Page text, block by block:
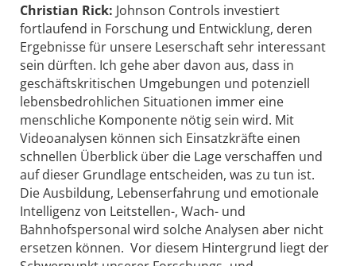
Christian Rick: Johnson Controls investiert
fortlaufend in Forschung und Entwicklung, deren
Ergebnisse für unsere Leserschaft sehr interessant
sein dürften. Ich gehe aber davon aus, dass in
geschäftskritischen Umgebungen und potenziell
lebensbedrohlichen Situationen immer eine
menschliche Komponente nötig sein wird. Mit
Videoanalysen können sich Einsatzkräfte einen
schnellen Überblick über die Lage verschaffen und
auf dieser Grundlage entscheiden, was zu tun ist.
Die Ausbildung, Lebenserfahrung und emotionale
Intelligenz von Leitstellen-, Wach- und
Bahnhofspersonal wird solche Analysen aber nicht
ersetzen können. Vor diesem Hintergrund liegt der